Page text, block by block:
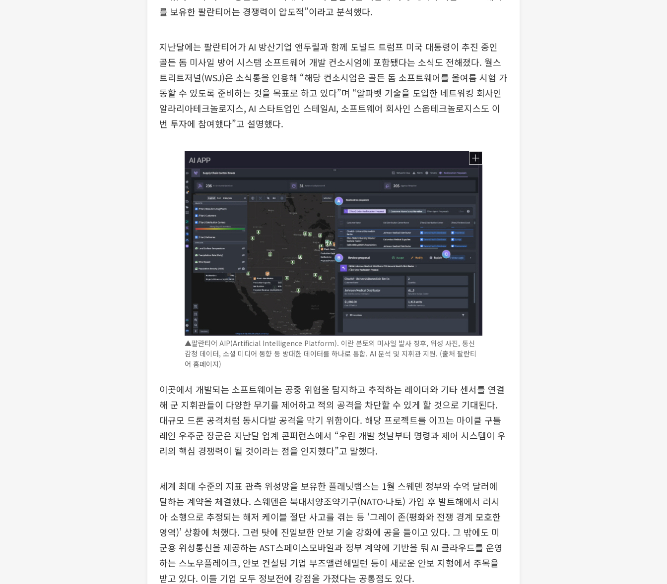
를 보유한 팔란티어는 경쟁력이 압도적”이라고 분석했다.
지난달에는 팔란티어가 AI 방산기업 앤두릴과 함께 도널드 트럼프 미국 대통령이 추진 중인
골든 돔 미사일 방어 시스템 소프트웨어 개발 컨소시엄에 포함됐다는 소식도 전해졌다. 월스
트리트저널(WSJ)은 소식통을 인용해 “해당 컨소시엄은 골든 돔 소프트웨어를 올여름 시험 가
동할 수 있도록 준비하는 것을 목표로 하고 있다”며 “알파벳 기술을 도입한 네트워킹 회사인
알라리아테크놀로지스, AI 스타트업인 스테일AI, 소프트웨어 회사인 스웁테크놀로지스도 이
번 투자에 참여했다”고 설명했다.
▲팔란티어 AIP(Artificial Intelligence Platform). 이란 본토의 미사일 발사 징후, 위성 사진, 통신
감청 데이터, 소셜 미디어 동향 등 방대한 데이터를 하나로 통합. AI 분석 및 지휘관 지원. (출처 팔란티
어 홈페이지)
이곳에서 개발되는 소프트웨어는 공중 위협을 탐지하고 추적하는 레이더와 기타 센서를 연결
해 군 지휘관들이 다양한 무기를 제어하고 적의 공격을 차단할 수 있게 할 것으로 기대된다.
대규모 드론 공격처럼 동시다발 공격을 막기 위함이다. 해당 프로젝트를 이끄는 마이클 구틀
레인 우주군 장군은 지난달 업계 콘퍼런스에서 “우린 개발 첫날부터 명령과 제어 시스템이 우
리의 핵심 경쟁력이 될 것이라는 점을 인지했다”고 말했다.
세계 최대 수준의 지표 관측 위성망을 보유한 플래닛랩스는 1월 스웨덴 정부와 수억 달러에
달하는 계약을 체결했다. 스웨덴은 북대서양조약기구(NATO·나토) 가입 후 발트해에서 러시
아 소행으로 추정되는 해저 케이블 절단 사고를 겪는 등 ‘그레이 존(평화와 전쟁 경계 모호한
영역)’ 상황에 처했다. 그런 탓에 진일보한 안보 기술 강화에 공을 들이고 있다. 그 밖에도 미
군용 위성통신을 제공하는 AST스페이스모바일과 정부 계약에 기반을 둬 AI 클라우드를 운영
하는 스노우플레이크, 안보 컨설팅 기업 부즈앨런해밀턴 등이 새로운 안보 지형에서 주목을
받고 있다. 이들 기업 모두 정보전에 강점을 가졌다는 공통점도 있다.